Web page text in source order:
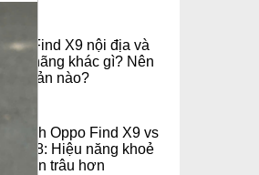
Oppo Find X9 nội địa và
chính hãng khác gì? Nên
chọn bản nào?
So sánh Oppo Find X9 vs
Find X8: Hiệu năng khoẻ
hơn, pin trâu hơn